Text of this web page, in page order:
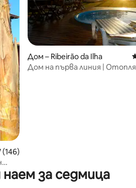
оценка: 4,97 от 5, 146 отзива
(146)
Дом – Ribeirão da Ilha
Дом на първа линия |
за седмица